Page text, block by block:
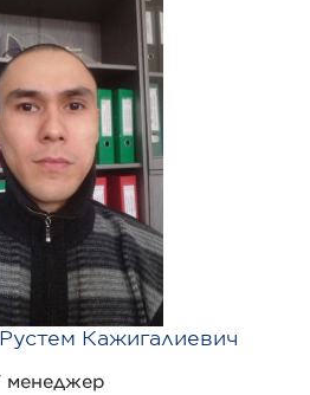
Кажигалиевич
менеджер